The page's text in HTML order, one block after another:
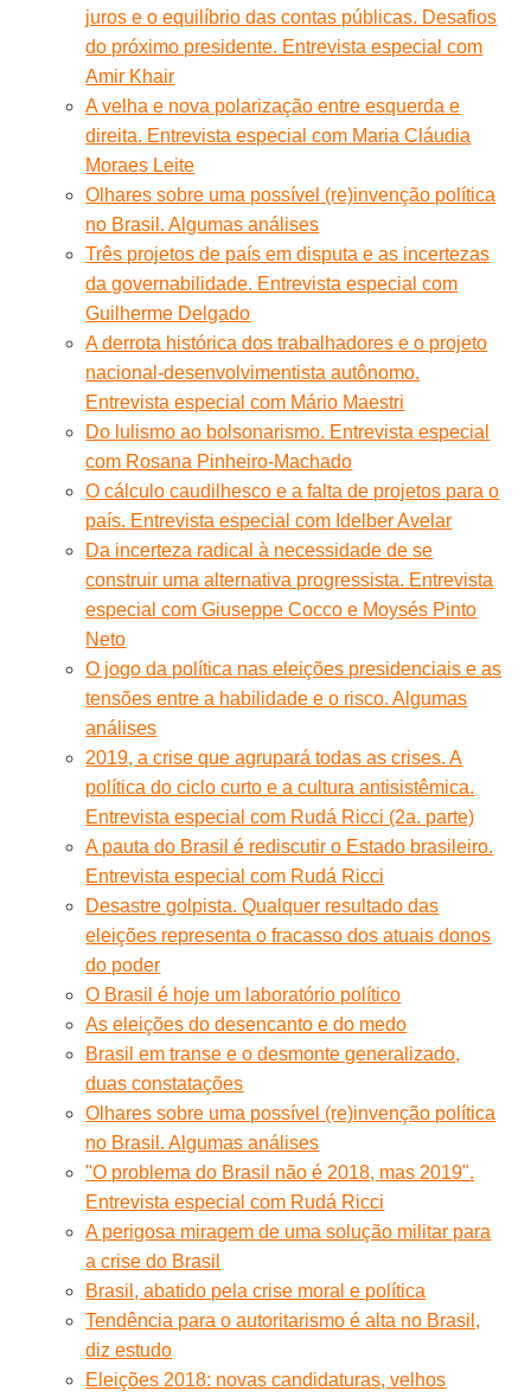
juros e o equilíbrio das contas públicas. Desafios
do próximo presidente. Entrevista especial com
Amir Khair
A velha e nova polarização entre esquerda e
direita. Entrevista especial com Maria Cláudia
Moraes Leite
Olhares sobre uma possível (re)invenção política
no Brasil. Algumas análises
Três projetos de país em disputa e as incertezas
da governabilidade. Entrevista especial com
Guilherme Delgado
A derrota histórica dos trabalhadores e o projeto
nacional-desenvolvimentista autônomo.
Entrevista especial com Mário Maestri
Do lulismo ao bolsonarismo. Entrevista especial
com Rosana Pinheiro-Machado
O cálculo caudilhesco e a falta de projetos para o
país. Entrevista especial com Idelber Avelar
Da incerteza radical à necessidade de se
construir uma alternativa progressista. Entrevista
especial com Giuseppe Cocco e Moysés Pinto
Neto
O jogo da política nas eleições presidenciais e as
tensões entre a habilidade e o risco. Algumas
análises
2019, a crise que agrupará todas as crises. A
política do ciclo curto e a cultura antisistêmica.
Entrevista especial com Rudá Ricci (2a. parte)
A pauta do Brasil é rediscutir o Estado brasileiro.
Entrevista especial com Rudá Ricci
Desastre golpista. Qualquer resultado das
eleições representa o fracasso dos atuais donos
do poder
O Brasil é hoje um laboratório político
As eleições do desencanto e do medo
Brasil em transe e o desmonte generalizado,
duas constatações
Olhares sobre uma possível (re)invenção política
no Brasil. Algumas análises
"O problema do Brasil não é 2018, mas 2019".
Entrevista especial com Rudá Ricci
A perigosa miragem de uma solução militar para
a crise do Brasil
Brasil, abatido pela crise moral e política
Tendência para o autoritarismo é alta no Brasil,
diz estudo
Eleições 2018: novas candidaturas, velhos